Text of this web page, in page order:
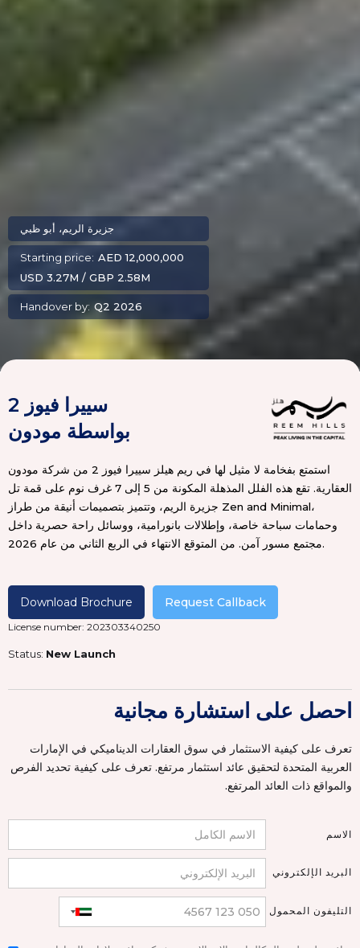
جزيرة الريم، أبو ظبي
Starting price: AED 12,000,000
USD 3.27M / GBP 2.58M
Handover by: Q2 2026
سييرا فيوز 2
بواسطة مودون
استمتع بفخامة لا مثيل لها في ريم هيلز سييرا فيوز 2 من شركة مودون
العقارية. تقع هذه الفلل المذهلة المكونة من 5 إلى 7 غرف نوم على قمة تل
جزيرة الريم، وتتميز بتصميمات أنيقة من طراز Zen and Minimal،
وحمامات سباحة خاصة، وإطلالات بانورامية، ووسائل راحة حصرية داخل
مجتمع مسور آمن. من المتوقع الانتهاء في الربع الثاني من عام 2026.
Download Brochure Request Callback
License number: 202303340250
Status: New Launch
احصل على استشارة مجانية
تعرف على كيفية الاستثمار في سوق العقارات الديناميكي في الإمارات
العربية المتحدة لتحقيق عائد استثمار مرتفع. تعرف على كيفية تحديد الفرص
والمواقع ذات العائد المرتفع.
الاسم
البريد الإلكتروني
التليفون المحمول